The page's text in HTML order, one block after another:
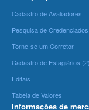
Cadastro de Avaliadores
Pesquisa de Credenciados
Torne-se um Corretor
Cadastro de Estagiários (2)
Editais
Tabela de Valores
Informações de